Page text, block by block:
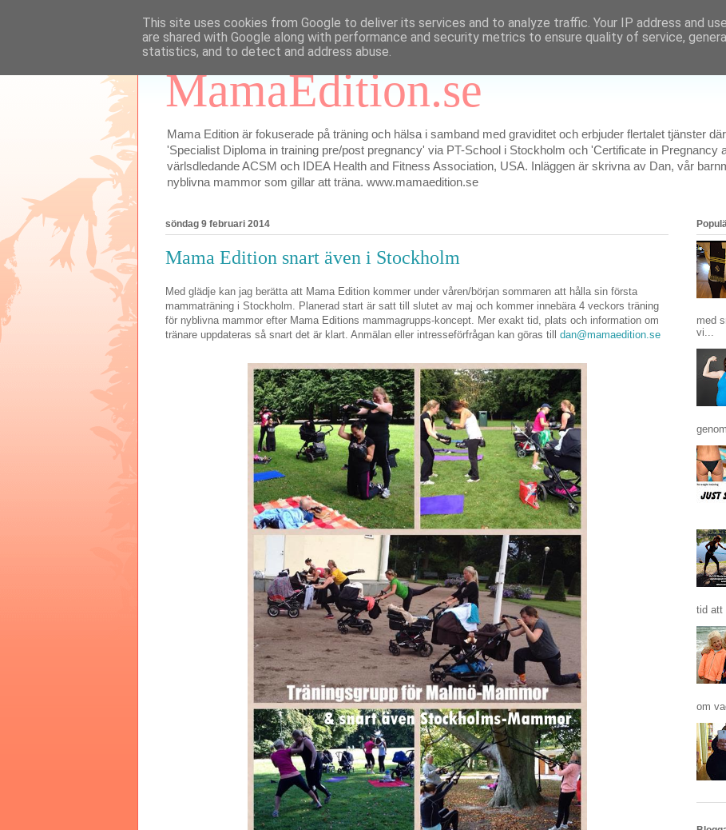
MamaEdition.se
Mama Edition är fokuserade på träning och hälsa i samband med graviditet och erbjuder flertalet tjänster
'Specialist Diploma in training pre/post pregnancy' via PT-School i Stockholm och 'Certificate in Pregnancy
värlsdledande ACSM och IDEA Health and Fitness Association, USA. Inläggen är skrivna av Dan, vår
nyblivna mammor som gillar att träna. www.mamaedition.se
söndag 9 februari 2014
Mama Edition snart även i Stockholm
Med glädje kan jag berätta att Mama Edition kommer under våren/början sommaren att hålla sin första
mammaträning i Stockholm. Planerad start är satt till slutet av maj och kommer innebära 4 veckors träning
för nyblivna mammor efter Mama Editions mammagrupps-koncept. Mer exakt tid, plats och information om
tränare uppdateras så snart det är klart. Anmälan eller intresseförfrågan kan göras till dan@mamaedition.se
med
vi...
tid att
om
This site uses cookies from Google to deliver its services and to analyze traffic. Your IP address and
are shared with Google along with performance and security metrics to ensure quality of service,
statistics, and to detect and address abuse.